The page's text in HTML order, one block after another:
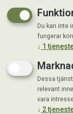
Du kan inte
fungerar
↓ 1
Dessa
relevant
vara
↓ 2